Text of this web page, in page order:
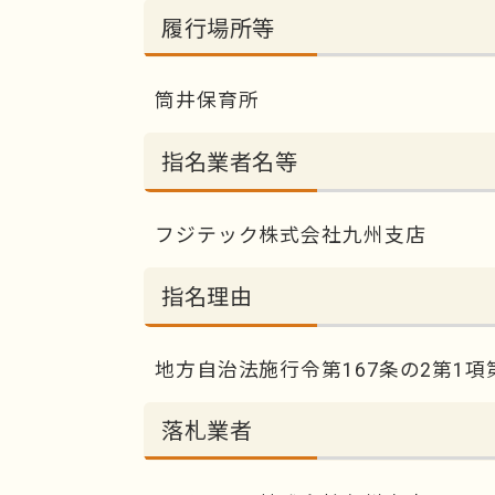
履行場所等
筒井保育所
指名業者名等
フジテック株式会社九州支店
指名理由
地方自治法施行令第167条の2第1項
落札業者